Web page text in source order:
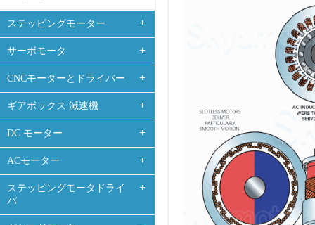
ステッピングモーター
サーボモータ
CNCモーターとドライバー
ギアボックス 減速機
DC モーター
ACモーター
ステッピングモータドライ
バ